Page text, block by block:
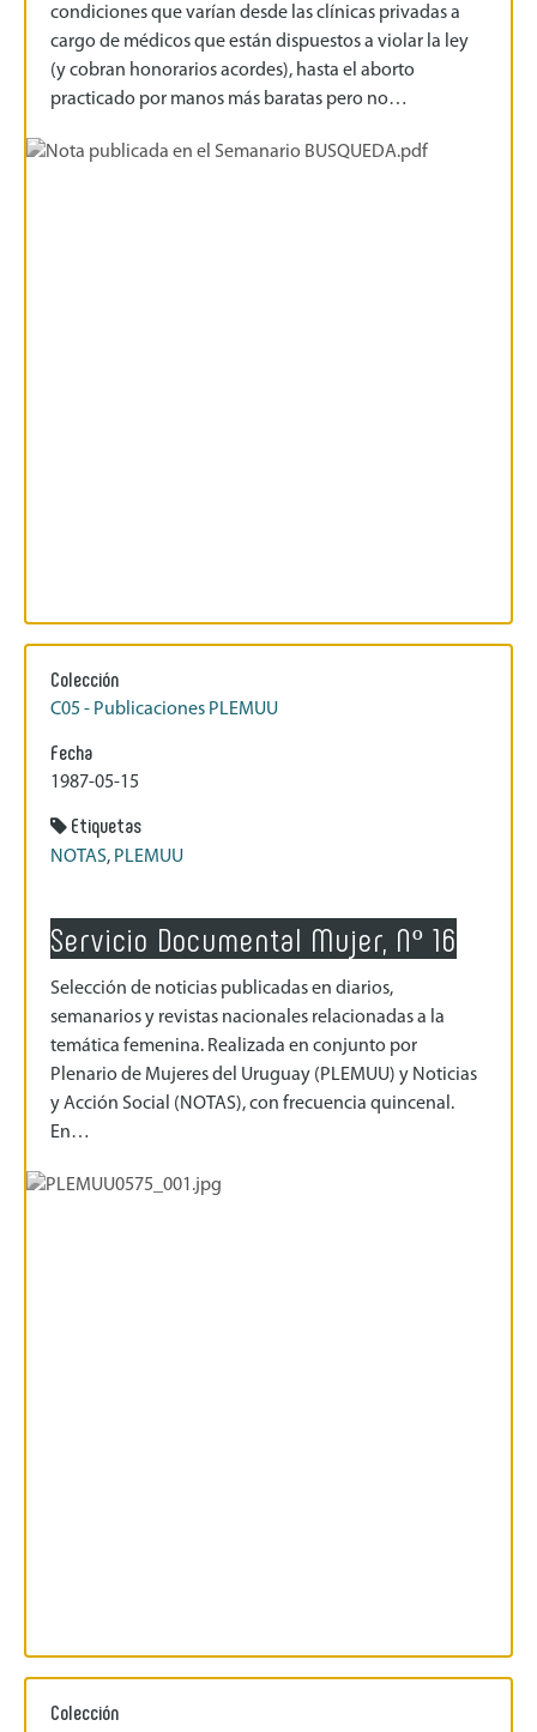
condiciones que varían desde las clínicas privadas a
cargo de médicos que están dispuestos a violar la ley
(y cobran honorarios acordes), hasta el aborto
practicado por manos más baratas pero no…
Colección
C05 - Publicaciones PLEMUU
Fecha
1987-05-15
Etiquetas
NOTAS, PLEMUU
Servicio Documental Mujer, Nº 16
Selección de noticias publicadas en diarios,
semanarios y revistas nacionales relacionadas a la
temática femenina. Realizada en conjunto por
Plenario de Mujeres del Uruguay (PLEMUU) y Noticias
y Acción Social (NOTAS), con frecuencia quincenal.
En…
Colección